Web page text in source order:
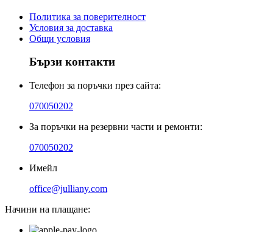
Политика за поверителност
Условия за доставка
Общи условия
Бързи контакти
Телефон за поръчки през сайта:
070050202
За поръчки на резервни части и ремонти:
070050202
Имейл
office@julliany.com
Начини на плащане: